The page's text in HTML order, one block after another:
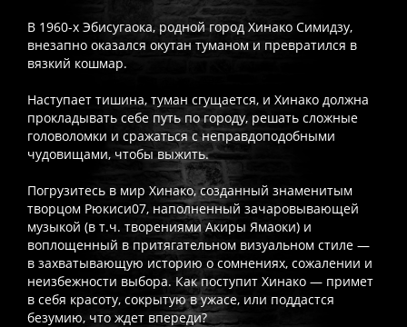
В 1960-х Эбисугаока, родной город Хинако Симидзу,
внезапно оказался окутан туманом и превратился в
вязкий кошмар.
Наступает тишина, туман сгущается, и Хинако должна
прокладывать себе путь по городу, решать сложные
головоломки и сражаться с неправдоподобными
чудовищами, чтобы выжить.
Погрузитесь в мир Хинако, созданный знаменитым
творцом Рюкиси07, наполненный зачаровывающей
музыкой (в т.ч. творениями Акиры Ямаоки) и
воплощенный в притягательном визуальном стиле —
в захватывающую историю о сомнениях, сожалении и
неизбежности выбора. Как поступит Хинако — примет
в себя красоту, сокрытую в ужасе, или поддастся
безумию, что ждет впереди?